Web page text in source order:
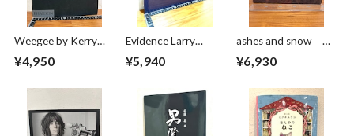
Weegee by Kerry
¥4,950
Evidence Larry
¥5,940
ashes and snow
Gregory Colbert
¥6,930